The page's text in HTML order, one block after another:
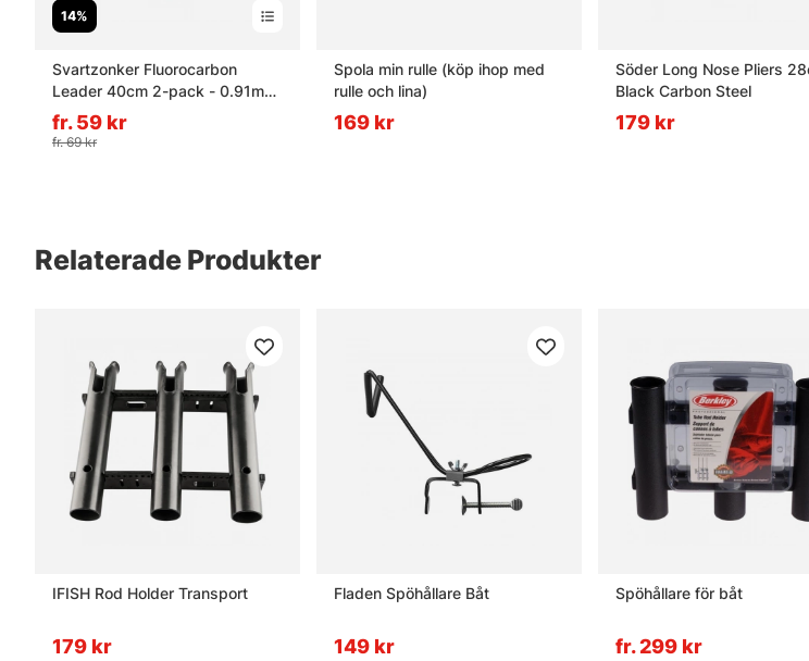
14%
Svartzonker Fluorocarbon
Leader 40cm 2-pack - 0.91mm
60LB
fr. 59 kr
fr. 69 kr
Spola min rulle (köp ihop med
rulle och lina)
169 kr
Söder Long Nose Pliers
Black Carbon Steel
179 kr
Relaterade Produkter
IFISH Rod Holder Transport
179 kr
Fladen Spöhållare Båt
149 kr
Spöhållare för båt
fr. 299 kr